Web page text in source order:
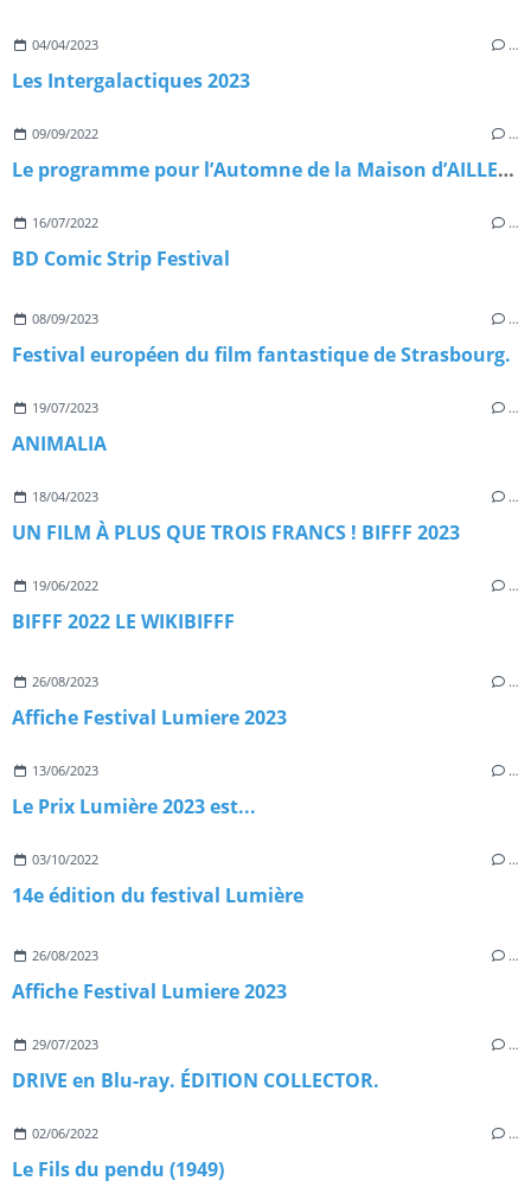
04/04/2023 …
Les Intergalactiques 2023
09/09/2022 …
Le programme pour l’Automne de la Maison d’AILLEURS (YVERDON SUISSE)
16/07/2022 …
BD Comic Strip Festival
08/09/2023 …
Festival européen du film fantastique de Strasbourg.
19/07/2023 …
ANIMALIA
18/04/2023 …
UN FILM À PLUS QUE TROIS FRANCS ! BIFFF 2023
19/06/2022 …
BIFFF 2022 LE WIKIBIFFF
26/08/2023 …
Affiche Festival Lumiere 2023
13/06/2023 …
Le Prix Lumière 2023 est...
03/10/2022 …
14e édition du festival Lumière
26/08/2023 …
Affiche Festival Lumiere 2023
29/07/2023 …
DRIVE en Blu-ray. ÉDITION COLLECTOR.
02/06/2022 …
Le Fils du pendu (1949)